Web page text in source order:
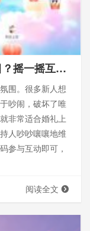
婚礼暖场适合哪些不吵闹趣味项目？摇一摇互动游戏——思讯互动
围。很多新人想
吵闹，破坏了唯
非常适合婚礼上
人吵吵嚷嚷地维
参与互动即可，
阅读全文